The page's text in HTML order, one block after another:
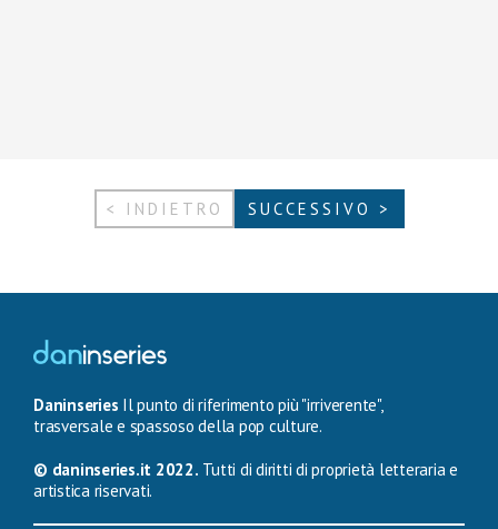
< INDIETRO SUCCESSIVO >
Daninseries Il punto di riferimento più "irriverente",
trasversale e spassoso della pop culture.
© daninseries.it 2022. Tutti di diritti di proprietà letteraria e
artistica riservati.